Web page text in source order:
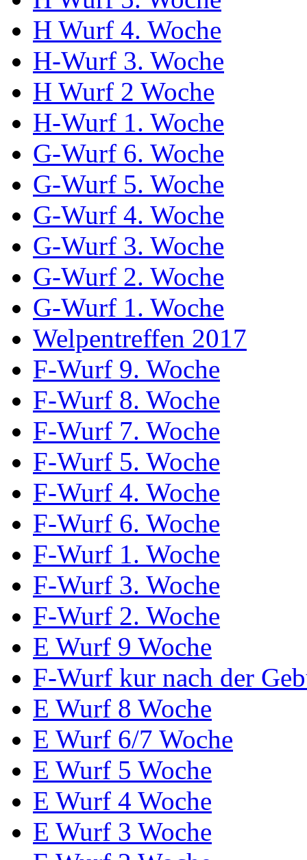
H Wurf 4. Woche
H-Wurf 3. Woche
H Wurf 2 Woche
H-Wurf 1. Woche
G-Wurf 6. Woche
G-Wurf 5. Woche
G-Wurf 4. Woche
G-Wurf 3. Woche
G-Wurf 2. Woche
G-Wurf 1. Woche
Welpentreffen 2017
F-Wurf 9. Woche
F-Wurf 8. Woche
F-Wurf 7. Woche
F-Wurf 5. Woche
F-Wurf 4. Woche
F-Wurf 6. Woche
F-Wurf 1. Woche
F-Wurf 3. Woche
F-Wurf 2. Woche
E Wurf 9 Woche
F-Wurf kur nach der
E Wurf 8 Woche
E Wurf 6/7 Woche
E Wurf 5 Woche
E Wurf 4 Woche
E Wurf 3 Woche